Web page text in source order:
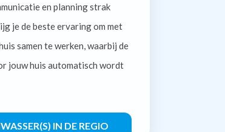
en planning strak
je de beste ervaring om met
samen te werken, waarbij de
jouw huis automatisch wordt
IN DE REGIO